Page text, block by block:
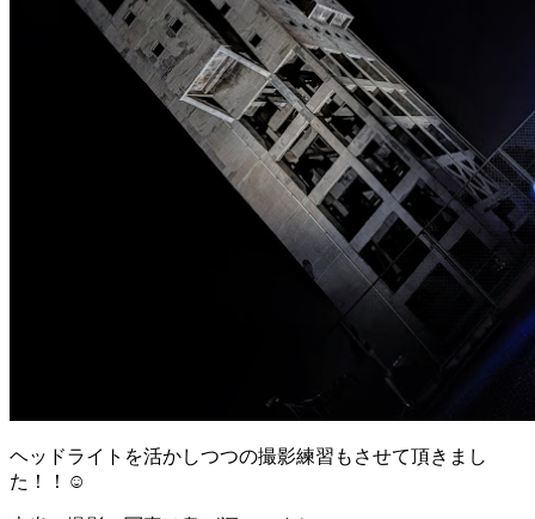
ヘッドライトを活かしつつの撮影練習もさせて頂きまし
た！！☺️